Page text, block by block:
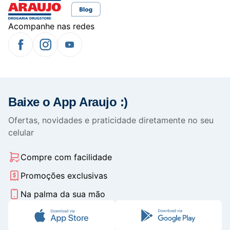
Acompanhe nas redes
Baixe o App Araujo :)
Ofertas, novidades e praticidade diretamente no seu
celular
Compre com facilidade
Promoções exclusivas
Na palma da sua mão